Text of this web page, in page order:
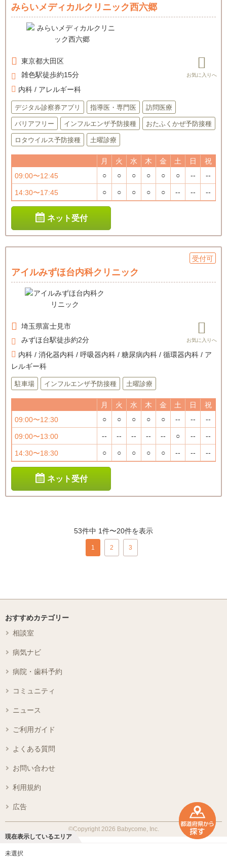
現在表示しているエリア
未選択
みらいメディカルクリニック西六郷
東京都大田区
雑色駅徒歩約15分
内科 / アレルギー科
デジタル診察券アプリ 指導医・専門医 訪問医療
バリアフリー インフルエンザ予防接種 おたふくかぜ予防接種
ロタウイルス予防接種 土曜診療
月 火 水 木 金 土 日
祝
09:00〜12:45
○ ○ ○ ○ ○ ○ -- --
14:30〜17:45 ○ ○ ○ ○ ○ -- -- --
ネット受付
受付可
アイルみずほ台内科クリニック
埼玉県富士見市
みずほ台駅徒歩約2分
内科 / 消化器内科 / 呼吸器内科 / 糖尿病内科 / 循環器内科 / ア
レルギー科
駐車場 インフルエンザ予防接種 土曜診療
月 火 水 木 金 土 日
祝
09:00〜12:30
○ ○ ○ ○ ○ -- -- --
09:00〜13:00 -- -- -- -- -- ○ -- --
14:30〜18:30 ○ ○ ○ ○ ○ -- -- --
ネット受付
53件中 1件〜20件を表示
1 2 3
おすすめカテゴリー
相談室
病気ナビ
病院・歯科予約
コミュニティ
ニュース
ご利用ガイド
よくある質問
お問い合わせ
利用規約
広告
©Copyright 2026 Babycome, Inc.